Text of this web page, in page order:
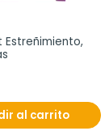
Estreñimiento,
al carrito